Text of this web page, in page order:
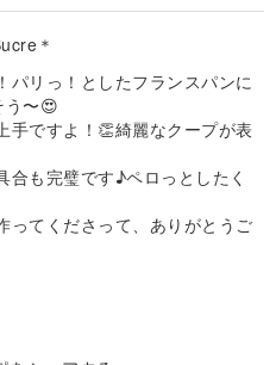
＊
リっ！としたフランスパンに
う〜😍
手ですよ！👏綺麗なクープが表
合も完璧です♪ペロっとしたく
ってくださって、ありがとうご